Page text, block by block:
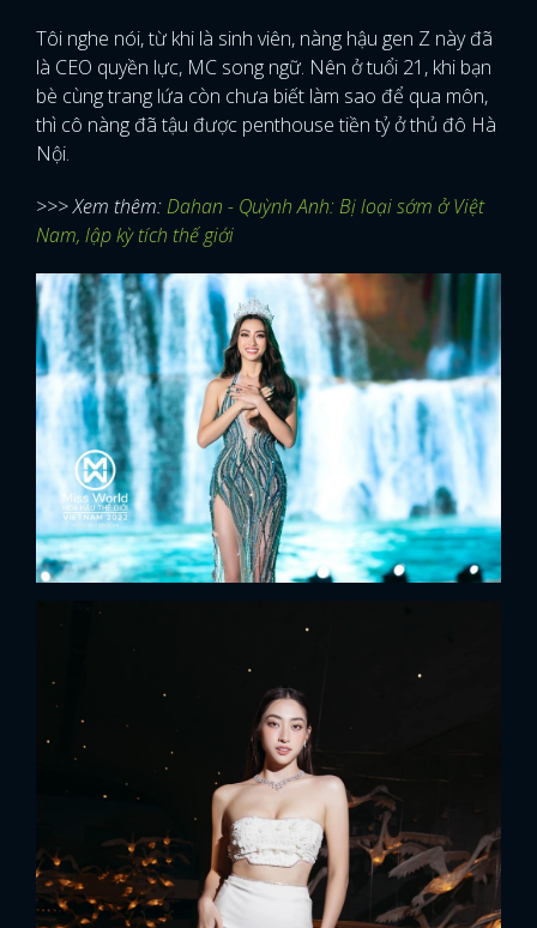
x
ĐĂNG NHẬP
Tôi nghe nói, từ khi là sinh viên, nàng hậu gen Z này đã
là CEO quyền lực, MC song ngữ. Nên ở tuổi 21, khi bạn
bè cùng trang lứa còn chưa biết làm sao để qua môn,
thì cô nàng đã tậu được penthouse tiền tỷ ở thủ đô Hà
Nội.
>>> Xem thêm:Dahan - Quỳnh Anh: Bị loại sớm ở Việt
Nam, lập kỳ tích thế giới